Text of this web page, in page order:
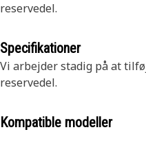
reservedel.
Specifikationer
Vi arbejder stadig på at
reservedel.
Kompatible modeller